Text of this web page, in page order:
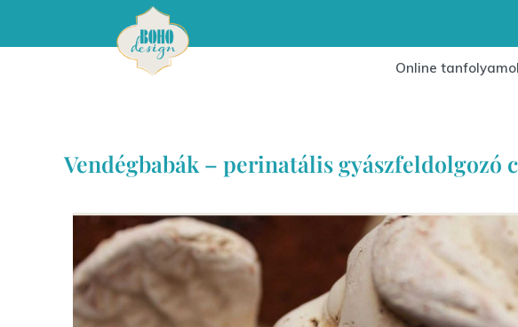
Online
Vendégbabák – perinatális gyászfeldolgozó